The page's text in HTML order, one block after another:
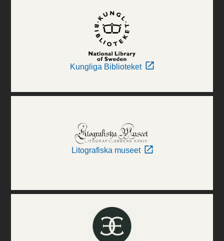
Kungliga Biblioteket
Litografiska museet